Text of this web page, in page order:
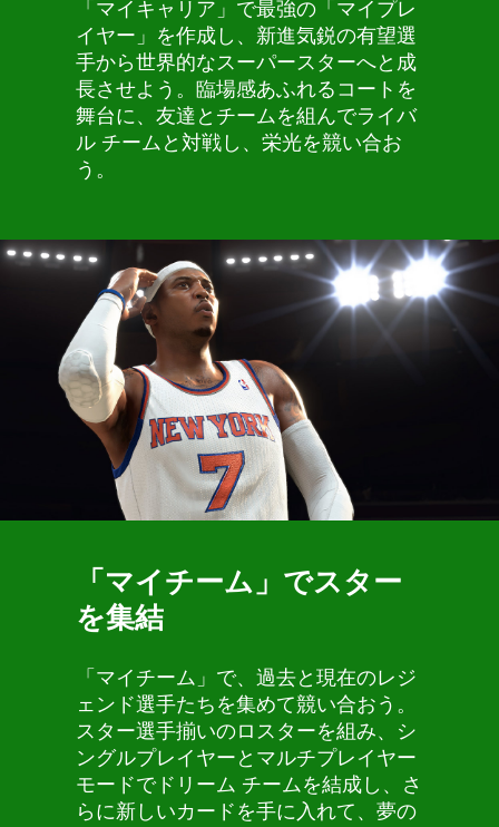
「マイキャリア」で最強の「マイプレ
イヤー」を作成し、新進気鋭の有望選
手から世界的なスーパースターへと成
長させよう。臨場感あふれるコートを
舞台に、友達とチームを組んでライバ
ル チームと対戦し、栄光を競い合お
う。
「マイチーム」でスター
を集結
「マイチーム」で、過去と現在のレジ
ェンド選手たちを集めて競い合おう。
スター選手揃いのロスターを組み、シ
ングルプレイヤーとマルチプレイヤー
モードでドリーム チームを結成し、さ
らに新しいカードを手に入れて、夢の